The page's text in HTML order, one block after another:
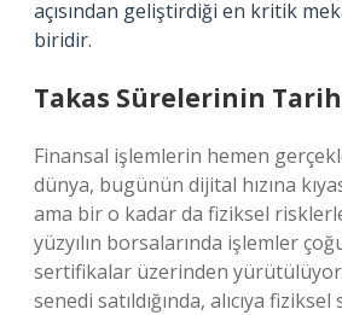
açısından geliştirdiği en kritik
biridir.
Takas Sürelerinin
Finansal işlemlerin hemen
dünya, bugünün dijital hızına
ama bir o kadar da fiziksel
yüzyılın borsalarında işlemler
sertifikalar üzerinden
senedi satıldığında, alıcıya